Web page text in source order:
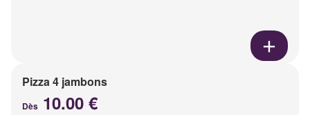
Pizza 4 jambons
Dès 10.00 €